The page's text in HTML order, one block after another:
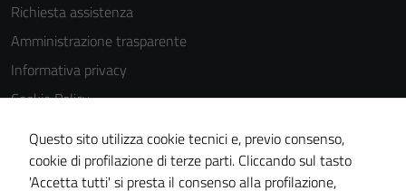
Richiesta assistenza
Amministrazione trasparente
Informativa privacy
Cookie Policy
Note legali
Dichiarazione di accessibilità
Piano di miglioramento del sito
Questo sito utilizza cookie tecnici e, previo consenso,
cookie di profilazione di terze parti. Cliccando sul tasto
'Accetta tutti' si presta il consenso alla profilazione,